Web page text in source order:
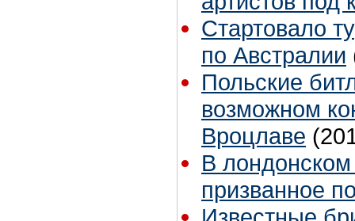
Стартовало
по Австралии
Польские
возможном
Вроцлаве
В
призванное